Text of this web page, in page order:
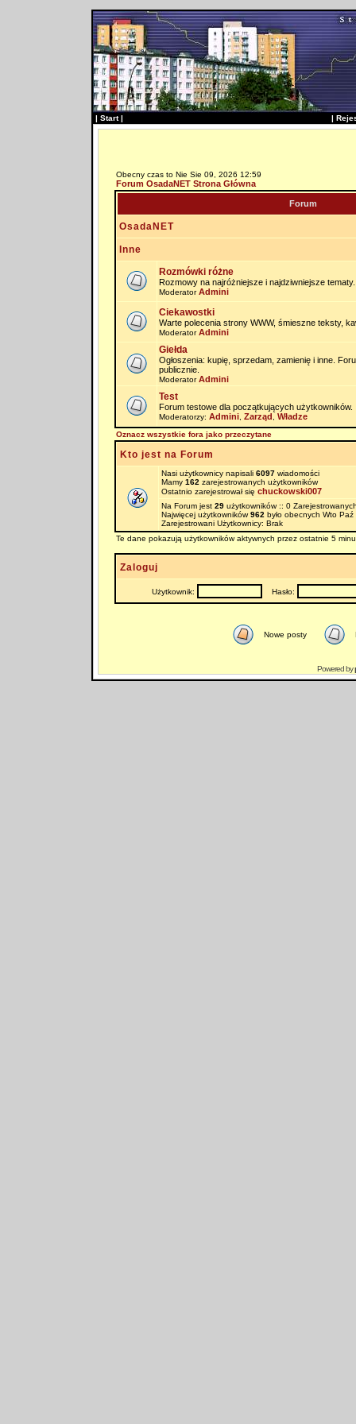
| Start| |
Obecny czas to Nie Sie 09, 2026 12:59
Forum OsadaNET Strona Główna
Forum
OsadaNET
Inne
Rozmówki różne
Rozmowy na najróżniejsze i najdziwniejsze tematy.
ModeratorAdmini
Ciekawostki
Warte polecenia strony WWW, śmieszne teksty,
ModeratorAdmini
Giełda
Ogłoszenia: kupię, sprzedam, zamienię i inne.
publicznie.
ModeratorAdmini
Test
Forum testowe dla początkujących użytkowników.
Moderatorzy: Admini, Zarząd Władze
Oznacz wszystkie fora jako przeczytane
Kto jest na Forum
Nasi użytkownicy napisali 6097wiadomości
Mamy 162 zarejestrowanych użytkowników
Ostatnio zarejestrował się chuckowski007
Na Forum jest 29użytkowników :: 0
Najwięcej użytkowników962 było obecnych Wto
Zarejestrowani Użytkownicy: Brak
Te dane pokazują użytkowników aktywnych przez ostatnie 5
Zaloguj
Użytkownik: Hasło:
Nowe posty
Powered by